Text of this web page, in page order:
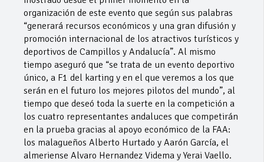
organización de este evento que según sus palabras
“generará recursos económicos y una gran difusión y
promoción internacional de los atractivos turísticos y
deportivos de Campillos y Andalucía”. Al mismo
tiempo aseguró que “se trata de un evento deportivo
único, a F1 del karting y en el que veremos a los que
serán en el futuro los mejores pilotos del mundo”, al
tiempo que deseó toda la suerte en la competición a
los cuatro representantes andaluces que competirán
en la prueba gracias al apoyo económico de la FAA:
los malagueños Alberto Hurtado y Aarón García, el
almeriense Alvaro Hernandez Videma y Yerai Vaello.